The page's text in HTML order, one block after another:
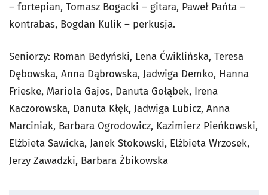
– fortepian, Tomasz Bogacki – gitara, Paweł Pańta –
kontrabas, Bogdan Kulik – perkusja.
Seniorzy: Roman Bedyński, Lena Ćwiklińska, Teresa
Dębowska, Anna Dąbrowska, Jadwiga Demko, Hanna
Frieske, Mariola Gajos, Danuta Gołąbek, Irena
Kaczorowska, Danuta Kłęk, Jadwiga Lubicz, Anna
Marciniak, Barbara Ogrodowicz, Kazimierz Pieńkowski,
Elżbieta Sawicka, Janek Stokowski, Elżbieta Wrzosek,
Jerzy Zawadzki, Barbara Żbikowska